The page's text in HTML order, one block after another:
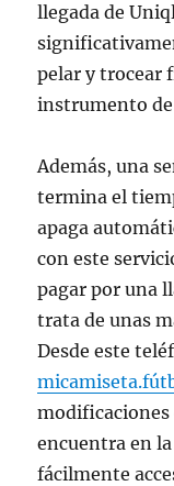
llegada de
pelar y trocear
instrumento de
Además, una
termina el
apaga
con este
pagar por una
trata de unas
Desde este
modificaciones
encuentra en la
fácilmente